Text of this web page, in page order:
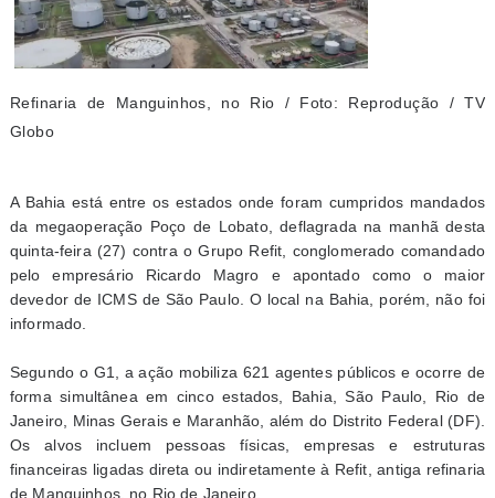
Refinaria de Manguinhos, no Rio / Foto: Reprodução / TV
Globo
A Bahia está entre os estados onde foram cumpridos mandados
da megaoperação Poço de Lobato, deflagrada na manhã desta
quinta-feira (27) contra o Grupo Refit, conglomerado comandado
pelo empresário Ricardo Magro e apontado como o maior
devedor de ICMS de São Paulo. O local na Bahia, porém, não foi
informado.
Segundo o G1, a ação mobiliza 621 agentes públicos e ocorre de
forma simultânea em cinco estados, Bahia, São Paulo, Rio de
Janeiro, Minas Gerais e Maranhão, além do Distrito Federal (DF).
Os alvos incluem pessoas físicas, empresas e estruturas
financeiras ligadas direta ou indiretamente à Refit, antiga refinaria
de Manguinhos, no Rio de Janeiro.